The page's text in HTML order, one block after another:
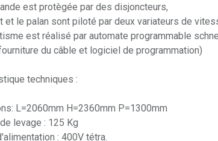
est protègée par des disjoncteurs,
et le palan sont piloté par deux variateurs de
est réalisé par automate programmable
du câble et logiciel de programmation)
techniques :
L=2060mm H=2360mm P=1300mm
levage : 125 Kg
: 400V tétra.